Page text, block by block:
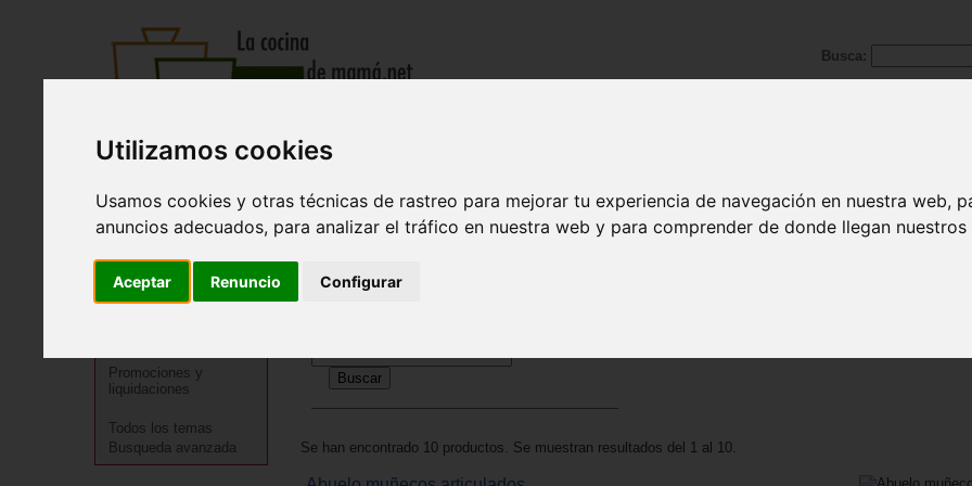
Utilizamos cookies
Usamos cookies y otras técnicas de rastreo para mejorar tu experiencia de navegación en nuestra web,
anuncios adecuados, para analizar el tráfico en nuestra web y para comprender de donde llegan nuestros
Aceptar Renuncio Configurar
Busca:
Recetas Tienda Actualidad
Inicio> Tienda > Juguetes infantiles > Juguetes por edad >Juguetes de 3 a 6 años
Cocineros destacados
Especialidades
Promociones y
liquidaciones
Todos los temas
Busqueda avanzada
Se han encontrado 10 productos. Se muestran resultados del 1 al 10.